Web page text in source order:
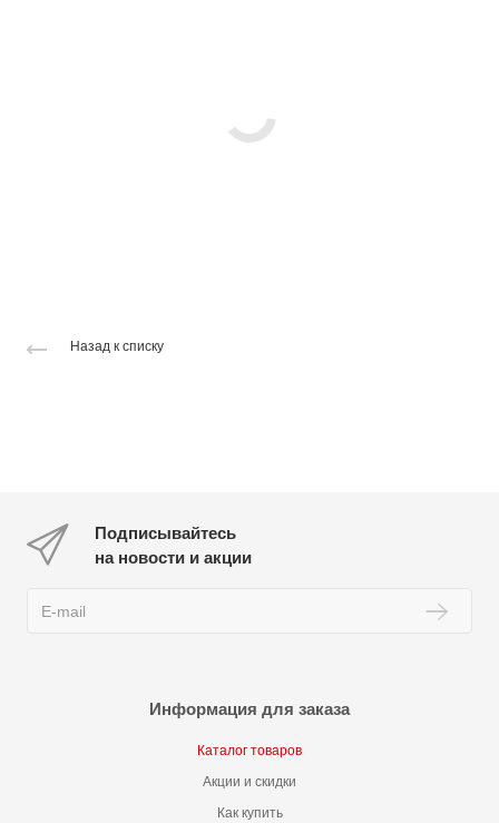
Назад к списку
Подписывайтесь
на новости и акции
Информация для заказа
Каталог товаров
Акции и скидки
Как купить